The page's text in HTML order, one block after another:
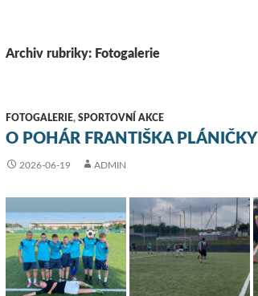
Archiv rubriky: Fotogalerie
FOTOGALERIE, SPORTOVNÍ AKCE
O POHÁR FRANTIŠKA PLÁNIČKY
2026-06-19 ADMIN